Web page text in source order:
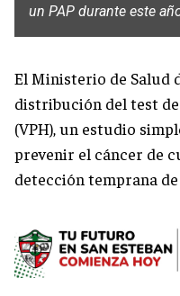
un PAP durante este
El Ministerio de Salud
distribución del test
(VPH), un estudio
prevenir el cáncer de
detección temprana